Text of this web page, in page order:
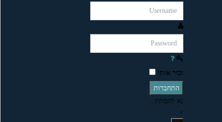
זכור אותי
התחברות
נא להמתין...
×